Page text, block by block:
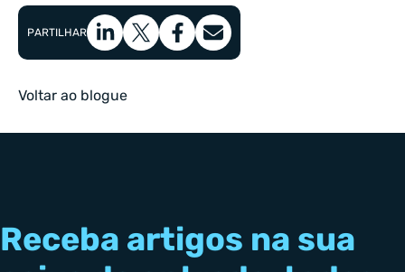
PARTILHAR
Voltar ao blogue
Receba artigos na sua